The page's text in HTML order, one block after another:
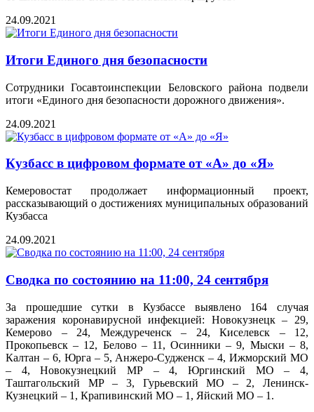
24.09.2021
Итоги Единого дня безопасности
Сотрудники Госавтоинспекции Беловского района подвели
итоги «Единого дня безопасности дорожного движения».
24.09.2021
Кузбасс в цифровом формате от «А» до «Я»
Кемеровостат продолжает информационный проект,
рассказывающий о достижениях муниципальных образований
Кузбасса
24.09.2021
Сводка по состоянию на 11:00, 24 сентября
За прошедшие сутки в Кузбассе выявлено 164 случая
заражения коронавирусной инфекцией: Новокузнецк – 29,
Кемерово – 24, Междуреченск – 24, Киселевск – 12,
Прокопьевск – 12, Белово – 11, Осинники – 9, Мыски – 8,
Калтан – 6, Юрга – 5, Анжеро-Судженск – 4, Ижморский МО
– 4, Новокузнецкий МР – 4, Юргинский МО – 4,
Таштагольский МР – 3, Гурьевский МО – 2, Ленинск-
Кузнецкий – 1, Крапивинский МО – 1, Яйский МО – 1.